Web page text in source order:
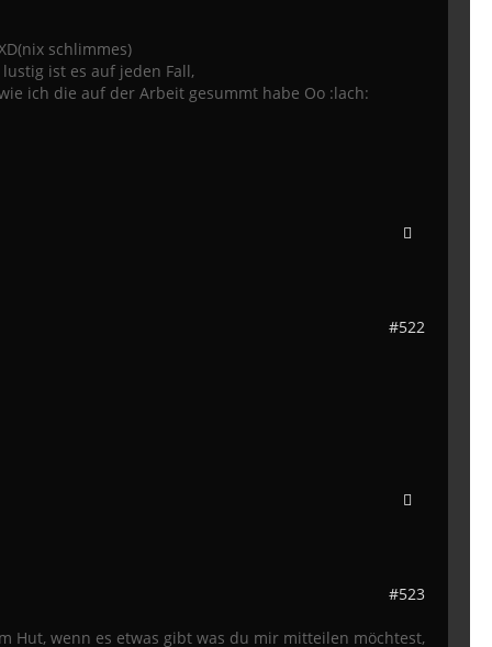
schlimmes)
ist es auf jeden Fall,
ich die auf der Arbeit gesummt habe Oo :lach:
#522
#523
Hut, wenn es etwas gibt was du mir mitteilen möchtest,